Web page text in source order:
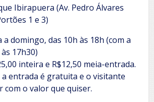
Ibirapuera (Av. Pedro Álvares
1 e 3)
a domingo, das 10h às 18h (com a
17h30)
inteira e R$12,50 meia-entrada.
entrada é gratuita e o visitante
com o valor que quiser.